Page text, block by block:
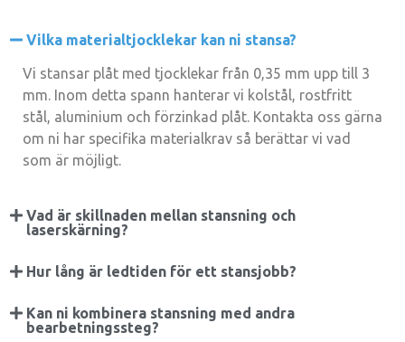
Vilka materialtjocklekar kan ni stansa?
Vi stansar plåt med tjocklekar från 0,35 mm upp till 3
mm. Inom detta spann hanterar vi kolstål, rostfritt
stål, aluminium och förzinkad plåt. Kontakta oss gärna
om ni har specifika materialkrav så berättar vi vad
som är möjligt.
Vad är skillnaden mellan stansning och
laserskärning?
Hur lång är ledtiden för ett stansjobb?
Kan ni kombinera stansning med andra
bearbetningssteg?